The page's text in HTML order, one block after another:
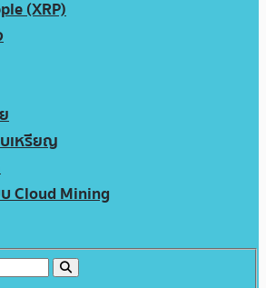
(XRP)
บเหรียญ
Cloud Mining